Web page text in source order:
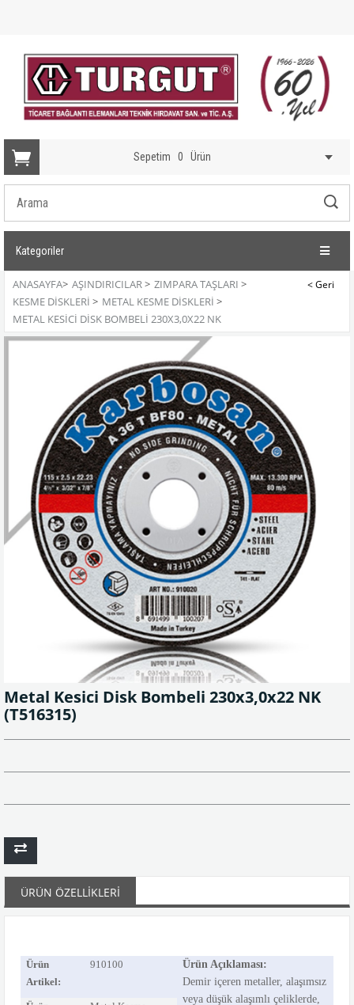
Sepetim 0 Ürün
Kategoriler
ANASAYFA> AŞINDIRICILAR> ZIMPARA TAŞLARI >
KESME DISKLERI > METAL KESME DISKLERI >
METAL KESICI DISK BOMBELI 230X3,0X22 NK
Metal Kesici Disk Bombeli 230x3,0x22 NK
(T516315)
ÜRÜN ÖZELLIKLERI
Ürün
Artikel:
910100
Ürün Açıklaması:
Demir içeren metaller, alaşımsız
veya düşük alaşımlı çeliklerde,